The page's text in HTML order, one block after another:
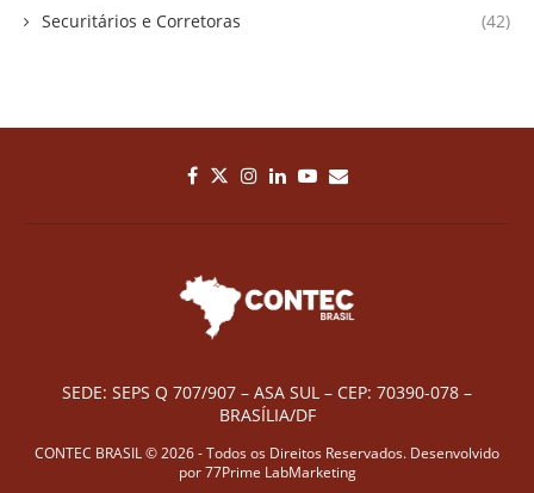
Securitários e Corretoras (42)
SEDE: SEPS Q 707/907 – ASA SUL – CEP: 70390-078 –
BRASÍLIA/DF
CONTEC BRASIL © 2026 - Todos os Direitos Reservados. Desenvolvido
por77Prime LabMarketing